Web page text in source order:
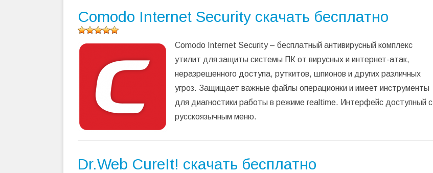
Comodo Internet Security скачать бесплатно
программу
оценок,
среднее:
5,00из 5)
Comodo Internet Security – бесплатный антивирусный комплекс
утилит для защиты системы ПК от вирусных и интернет-атак,
неразрешенного доступа, руткитов, шпионов и других различных
угроз. Защищает важные файлы операционки и имеет инструменты
для диагностики работы в режиме realtime. Интерфейс доступный с
русскоязычным меню.
Dr.Web CureIt! скачать бесплатно